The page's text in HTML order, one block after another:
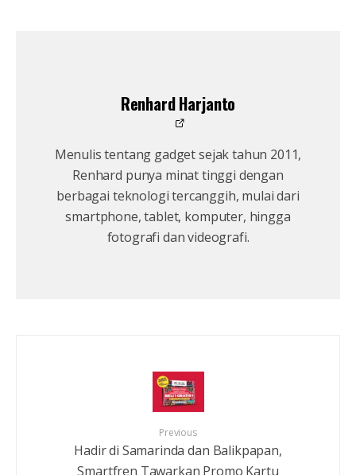
Renhard Harjanto
Menulis tentang gadget sejak tahun 2011,
Renhard punya minat tinggi dengan
berbagai teknologi tercanggih, mulai dari
smartphone, tablet, komputer, hingga
fotografi dan videografi.
Previous
Hadir di Samarinda dan Balikpapan,
Smartfren Tawarkan Promo Kartu